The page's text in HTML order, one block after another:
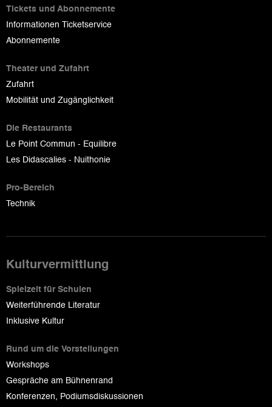
Tickets und Abonnemente
Informationen Ticketservice
Abonnemente
Theater und Zufahrt
Zufahrt
Mobilität und Zugänglichkeit
Die Restaurants
Le Point Commun - Equilibre
Les Didascalies - Nuithonie
Pro-Bereich
Technik
Kulturvermittlung
Spielzeit für Schulen
Weiterführende Literatur
Inklusive Kultur
Rund um die Vorstellungen
Workshops
Gespräche am Bühnenrand
Konferenzen, Podiumsdiskussionen